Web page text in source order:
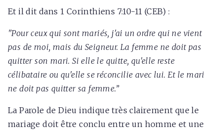
Et il dit dans 1 Corinthiens 7:10-11 (CEB) :
"Pour ceux qui sont mariés, j'ai un ordre qui ne vient
pas de moi, mais du Seigneur. La femme ne doit pas
quitter son mari. Si elle le quitte, qu'elle reste
célibataire ou qu'elle se réconcilie avec lui. Et le mari
ne doit pas quitter sa femme.’’
La Parole de Dieu indique très clairement que le
mariage doit être conclu entre un homme et une